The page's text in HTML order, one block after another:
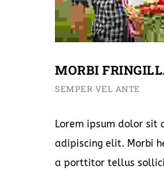
MORBI
SEMPER VEL ANTE
Lorem ipsum dolor sit
adipiscing elit. Morbi
a porttitor tellus